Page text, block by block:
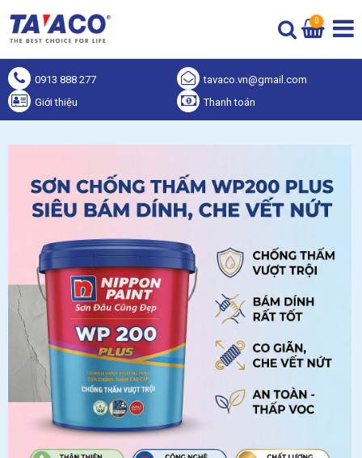
0
0913 888 277
tavaco.vn@gmail.com
Giới thiệu
Thanh toán